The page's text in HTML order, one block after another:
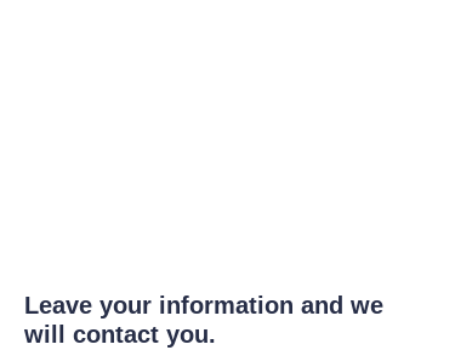
Leave your information and we
will contact you.